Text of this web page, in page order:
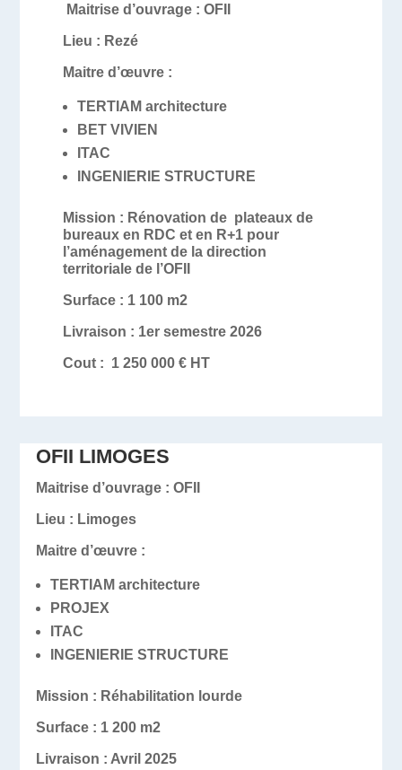
Maitrise d’ouvrage : OFII
Lieu : Rezé
Maitre d’œuvre :
TERTIAM architecture
BET VIVIEN
ITAC
INGENIERIE STRUCTURE
Mission : Rénovation de plateaux de
bureaux en RDC et en R+1 pour
l’aménagement de la direction
territoriale de l’OFII
Surface : 1 100 m2
Livraison : 1er semestre 2026
Cout : 1 250 000 € HT
OFII LIMOGES
Maitrise d’ouvrage : OFII
Lieu : Limoges
Maitre d’œuvre :
TERTIAM architecture
PROJEX
ITAC
INGENIERIE STRUCTURE
Mission : Réhabilitation lourde
Surface : 1 200 m2
Livraison : Avril 2025